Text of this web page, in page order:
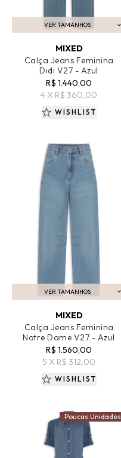
VER TAMANHOS
ADICIONAR AO CARRINHO
MIXED
Calça Jeans Feminina
Didi V27 - Azul
R$ 1.440,00
4 X R$ 360,00
WISHLIST
VER TAMANHOS
ADICIONAR AO CARRINHO
MIXED
Calça Jeans Feminina
Notre Dame V27 - Azul
R$ 1.560,00
5 X R$ 312,00
WISHLIST
Poucas Unidades